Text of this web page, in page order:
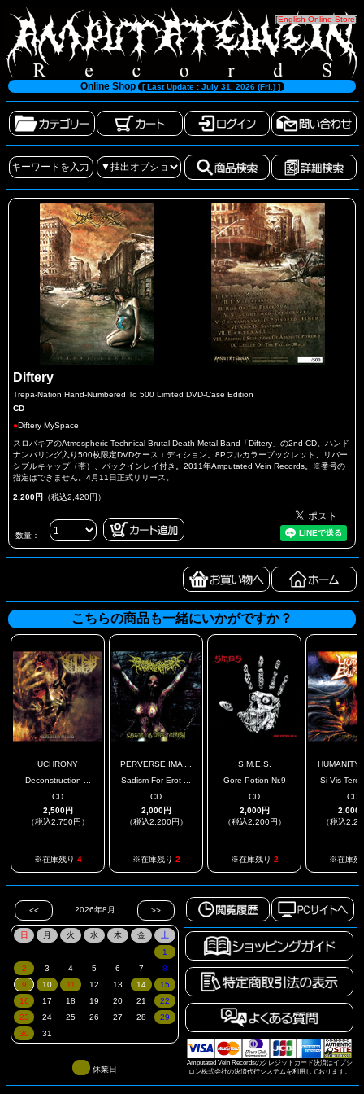
[English Online Store]
Online Shop [ Last Update : July 31, 2026 (Fri.) ]
Diftery
Trepa-Nation Hand-Numbered To 500 Limited DVD-Case Edition
CD
●Diftery MySpace
スロバキアのAtmospheric Technical Brutal Death Metal Band「Diftery」の2nd CD。ハンド
ナンバリング入り500枚限定DVDケースエディション。8Pフルカラーブックレット、リバー
シブルキャップ（帯）、バックインレイ付き。2011年Amputated Vein Records。※番号の
指定はできません。4月11日正式リリース。
2,200円 （税込2,420円）
数量：
こちらの商品も一緒にいかがですか？
UCHRONY
Deconstruction ...
CD
2,500円
（税込2,750円）
※在庫残り 4
PERVERSE IMA ...
Sadism For Erot ...
CD
2,000円
（税込2,200円）
※在庫残り 2
S.M.E.S.
Gore Potion Nr.9
CD
2,000円
（税込2,200円）
※在庫残り 2
HUMANITY
Si Vis
CD
2,000
（税込
※在庫残
Amputated Vein Recordsのクレジットカード決済はイプシ
ロン株式会社の決済代行システムを利用しております。
休業日